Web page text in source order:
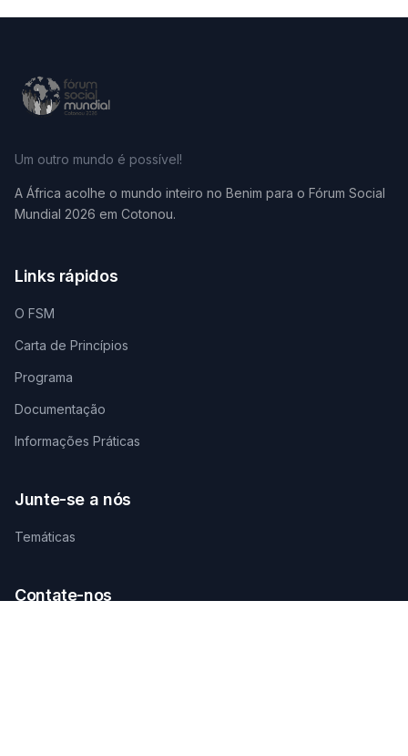
Um outro mundo é possível!
A África acolhe o mundo inteiro no Benim para o Fórum Social
Mundial 2026 em Cotonou.
Links rápidos
O FSM
Carta de Princípios
Programa
Documentação
Informações Práticas
Junte-se a nós
Temáticas
Contate-nos